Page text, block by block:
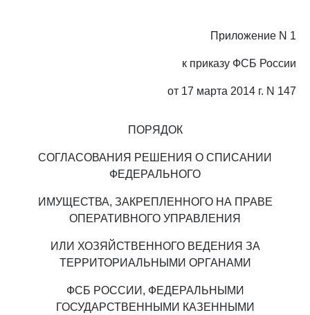
Приложение N 1
к приказу ФСБ России
от 17 марта 2014 г. N 147
ПОРЯДОК
СОГЛАСОВАНИЯ РЕШЕНИЯ О СПИСАНИИ
ФЕДЕРАЛЬНОГО
ИМУЩЕСТВА, ЗАКРЕПЛЕННОГО НА ПРАВЕ
ОПЕРАТИВНОГО УПРАВЛЕНИЯ
ИЛИ ХОЗЯЙСТВЕННОГО ВЕДЕНИЯ ЗА
ТЕРРИТОРИАЛЬНЫМИ ОРГАНАМИ
ФСБ РОССИИ, ФЕДЕРАЛЬНЫМИ
ГОСУДАРСТВЕННЫМИ КАЗЕННЫМИ